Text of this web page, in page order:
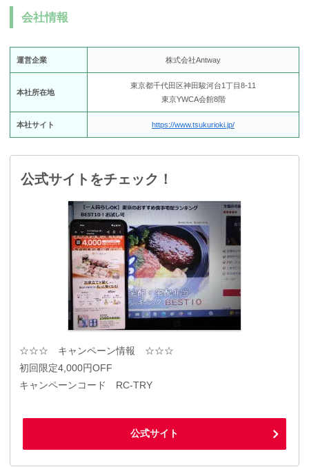
会社情報
運営企業 株式会社Antway
本社所在地
東京都千代田区神田駿河台1丁目8-11
東京YWCA会館8階
本社サイト https://www.tsukurioki.jp/
公式サイトをチェック！
☆☆☆ キャンペーン情報 ☆☆☆
初回限定4,000円OFF
キャンペーンコード RC-TRY
公式サイト